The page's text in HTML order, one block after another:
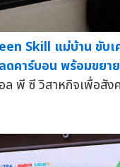
Skill แม่บ้าน ขับ
ดคาร์บอน พร้อมขยา
พี ซี วิสาหกิจเพื่อสังค